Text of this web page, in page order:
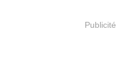
Publicité